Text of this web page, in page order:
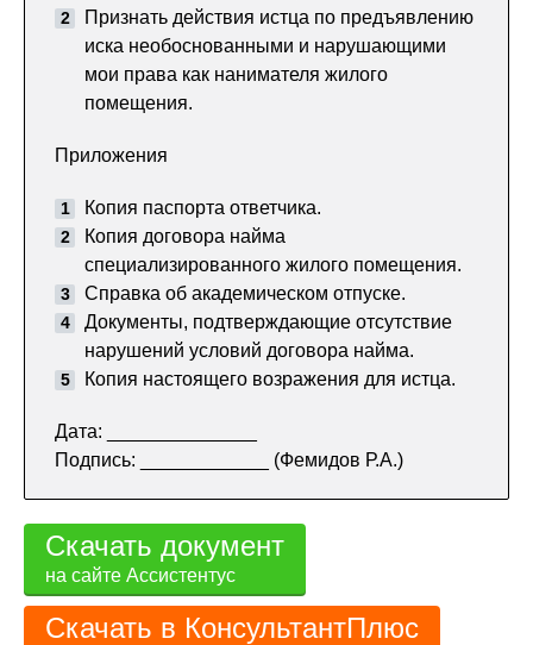
Признать действия истца по предъявлению
иска необоснованными и нарушающими
мои права как нанимателя жилого
помещения.
Приложения
Копия паспорта ответчика.
Копия договора найма
специализированного жилого помещения.
Справка об академическом отпуске.
Документы, подтверждающие отсутствие
нарушений условий договора найма.
Копия настоящего возражения для истца.
Дата: ______________
Подпись: ____________ (Фемидов Р.А.)
Скачать документ
на сайте Ассистентус
Скачать в КонсультантПлюс